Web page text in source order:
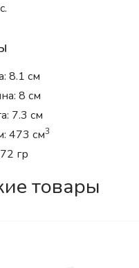
8.1 см
8 см
7.3 см
473 см3
гр
товары